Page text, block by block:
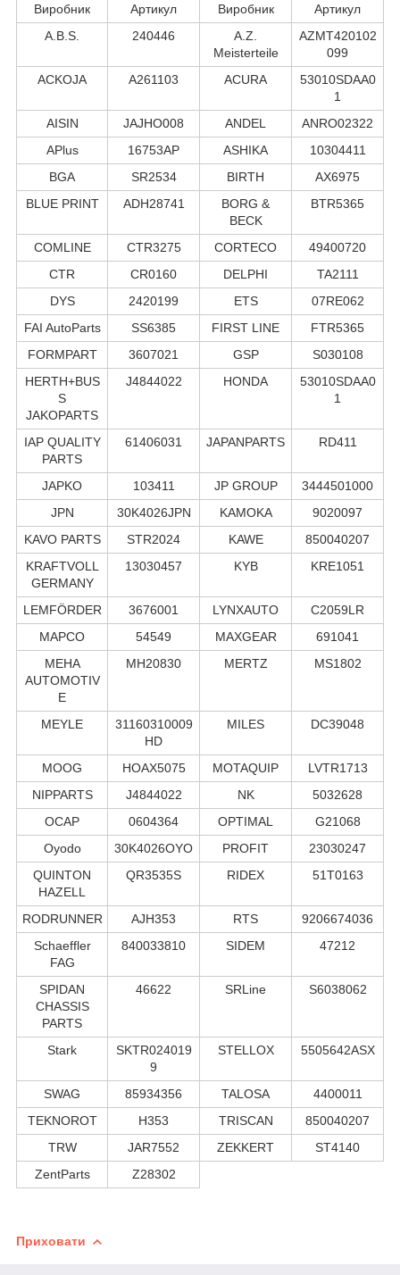
Виробник Артикул Виробник
Артикул
A.B.S.
240446
A.Z.
Meisterteile
AZMT420102
099
ACKOJA
A261103 ACURA
53010SDAA0
1
AISIN
JAJHO008 ANDEL
ANRO02322
APlus
16753AP ASHIKA
10304411
BGA
SR2534 BIRTH
AX6975
BLUE PRINT
ADH28741
BORG &
BECK
BTR5365
COMLINE CTR3275 CORTECO
49400720
CTR
CR0160 DELPHI
TA2111
DYS
2420199 ETS
07RE062
FAI AutoParts
SS6385 FIRST LINE
FTR5365
FORMPART
3607021 GSP
S030108
HERTH+BUS
S
JAKOPARTS
J4844022 HONDA
53010SDAA0
1
IAP QUALITY
PARTS
61406031 JAPANPARTS RD411
JAPKO 103411 JP GROUP
3444501000
JPN
30K4026JPN KAMOKA
9020097
KAVO PARTS
STR2024 KAWE
850040207
KRAFTVOLL
GERMANY
13030457 KYB KRE1051
LEMFÖRDER 3676001 LYNXAUTO
C2059LR
MAPCO
54549 MAXGEAR
691041
MEHA
AUTOMOTIV
E
MH20830 MERTZ MS1802
MEYLE
31160310009
HD
MILES DC39048
MOOG HOAX5075 MOTAQUIP
LVTR1713
NIPPARTS
J4844022 NK
5032628
OCAP
0604364 OPTIMAL
G21068
Oyodo
30K4026OYO PROFIT
23030247
QUINTON
HAZELL
QR3535S RIDEX 51T0163
RODRUNNER AJH353 RTS
9206674036
Schaeffler
FAG
840033810 SIDEM 47212
SPIDAN
CHASSIS
PARTS
46622 SRLine S6038062
Stark
SKTR024019
9
STELLOX 5505642ASX
SWAG 85934356 TALOSA
4400011
TEKNOROT
H353 TRISCAN
850040207
TRW
JAR7552 ZEKKERT
ST4140
ZentParts
Z28302
Приховати